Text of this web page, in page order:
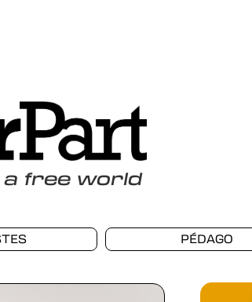
a free world
PÉDAGO